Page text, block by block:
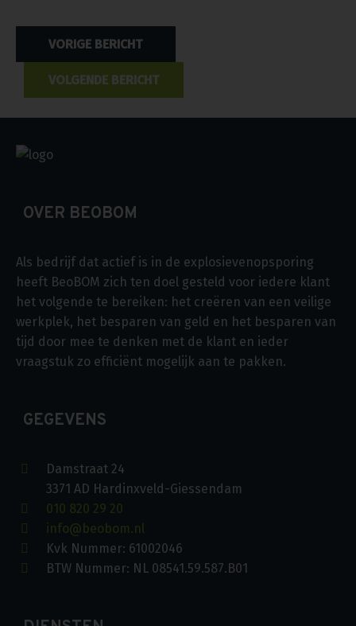
Bericht
navigatie
VORIGE BERICHT
VOLGENDE BERICHT
OVER BEOBOM
Als bedrijf dat actief is in de explosievenopsporing
heeft BeoBOM zich ten doel gesteld voor iedere klant
het volgende te bereiken: het creëren van een veilige
werkplek, het besparen van geld en het besparen van
tijd door mee te denken met de klant en ieder
vraagstuk zo efficiënt mogelijk aan te pakken.
GEGEVENS
Damstraat 24
3371 AD Hardinxveld-Giessendam
010 820 29 20
info@beobom.nl
Kvk Nummer: 61002046
BTW Nummer: NL 08541.59.587.B01